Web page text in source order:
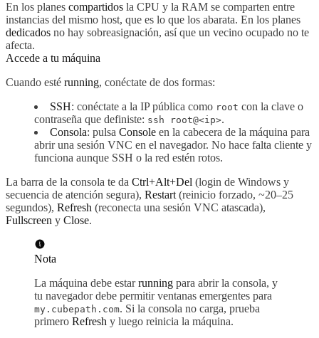
En los planes compartidos la CPU y la RAM se comparten entre
instancias del mismo host, que es lo que los abarata. En los planes
dedicados no hay sobreasignación, así que un vecino ocupado no te
afecta.
Accede a tu máquina
Cuando esté running, conéctate de dos formas:
SSH: conéctate a la IP pública como root con la clave o
contraseña que definiste: ssh root@<ip>.
Consola: pulsa Console en la cabecera de la máquina para
abrir una sesión VNC en el navegador. No hace falta cliente y
funciona aunque SSH o la red estén rotos.
La barra de la consola te da Ctrl+Alt+Del (login de Windows y
secuencia de atención segura), Restart (reinicio forzado, ~20–25
segundos), Refresh (reconecta una sesión VNC atascada),
Fullscreen y Close.
Nota
La máquina debe estarrunning para abrir la consola, y
tu navegador debe permitir ventanas emergentes para
my.cubepath.com. Si la consola no carga, prueba
primero Refresh y luego reinicia la máquina.